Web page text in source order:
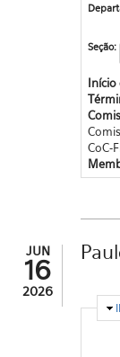
Seção:
Início
CoC-
JUN
16
2026